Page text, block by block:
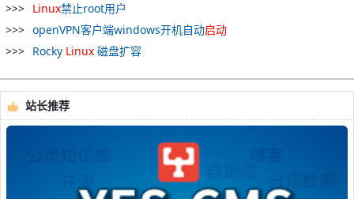
Linux禁止root用户
openVPN客户端windows开机自动启动
Rocky Linux 磁盘扩容
站长推荐